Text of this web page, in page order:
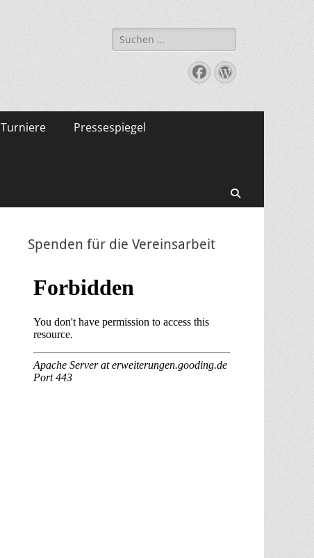
Suche
nach:
Facebook
WordPress
Turniere Pressespiegel
Spenden für die Vereinsarbeit